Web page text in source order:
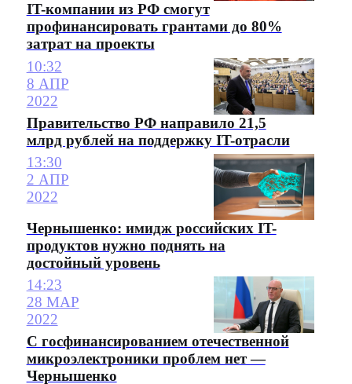
IT-компании из РФ смогут
профинансировать грантами до 80%
затрат на проекты
10:32
8 АПР
2022
Правительство РФ направило 21,5
млрд рублей на поддержку IT-отрасли
13:30
2 АПР
2022
Чернышенко: имидж российских IT-
продуктов нужно поднять на
достойный уровень
14:23
28 МАР
2022
С госфинансированием отечественной
микроэлектроники проблем нет —
Чернышенко